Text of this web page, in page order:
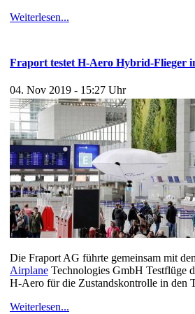
Weiterlesen...
Fraport testet H-Aero Hybrid-Flieger
04. Nov 2019 - 15:27 Uhr
Die Fraport AG führte gemeinsam mit
Airplane Technologies GmbH Testflüge
H-Aero für die Zustandskontrolle in den
Weiterlesen...